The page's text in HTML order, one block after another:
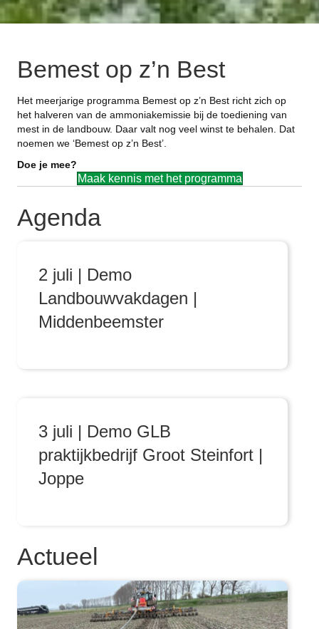
Bemest op z’n Best
Het meerjarige programma Bemest op z’n Best richt zich op
het halveren van de ammoniakemissie bij de toediening van
mest in de landbouw. Daar valt nog veel winst te behalen. Dat
noemen we ‘Bemest op z’n Best’.
Doe je mee?
Maak kennis met het programma
Agenda
2 juli | Demo
Landbouwvakdagen |
Middenbeemster
3 juli | Demo GLB
praktijkbedrijf Groot Steinfort |
Joppe
Actueel